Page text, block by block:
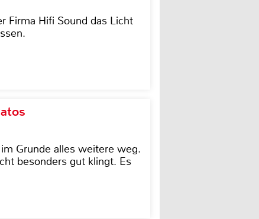
Firma Hifi Sound das Licht
Grunde alles weitere weg.
besonders gut klingt. Es